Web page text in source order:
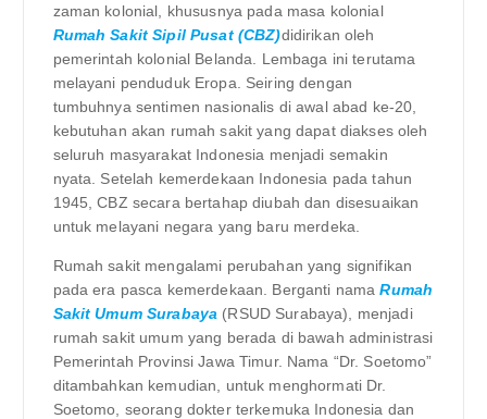
zaman kolonial, khususnya pada masa kolonial
Rumah Sakit Sipil Pusat (CBZ)didirikan oleh
pemerintah kolonial Belanda. Lembaga ini terutama
melayani penduduk Eropa. Seiring dengan
tumbuhnya sentimen nasionalis di awal abad ke-20,
kebutuhan akan rumah sakit yang dapat diakses oleh
seluruh masyarakat Indonesia menjadi semakin
nyata. Setelah kemerdekaan Indonesia pada tahun
1945, CBZ secara bertahap diubah dan disesuaikan
untuk melayani negara yang baru merdeka.
Rumah sakit mengalami perubahan yang signifikan
pada era pasca kemerdekaan. Berganti namaRumah
Sakit Umum Surabaya (RSUD Surabaya), menjadi
rumah sakit umum yang berada di bawah administrasi
Pemerintah Provinsi Jawa Timur. Nama “Dr. Soetomo”
ditambahkan kemudian, untuk menghormati Dr.
Soetomo, seorang dokter terkemuka Indonesia dan